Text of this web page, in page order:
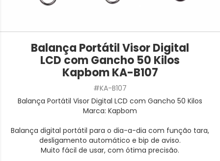
Balança Portátil Visor Digital
LCD com Gancho 50 Kilos
Kapbom KA-B107
#KA-B107
Balança Portátil Visor Digital LCD com Gancho 50 Kilos
Marca: Kapbom
Balança digital portátil para o dia-a-dia com função tara,
desligamento automático e bip de aviso.
Muito fácil de usar, com ótima precisão.